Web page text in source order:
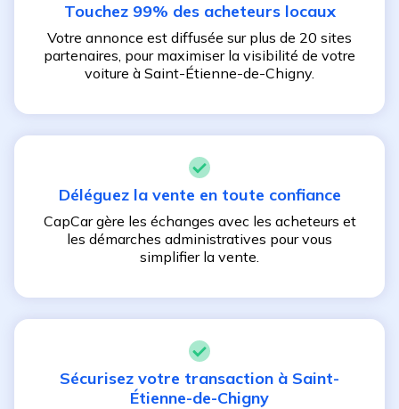
Touchez 99% des acheteurs locaux
Votre annonce est diffusée sur plus de 20 sites
partenaires, pour maximiser la visibilité de votre
voiture à Saint-Étienne-de-Chigny.
Déléguez la vente en toute confiance
CapCar gère les échanges avec les acheteurs et
les démarches administratives pour vous
simplifier la vente.
Sécurisez votre transaction à Saint-
Étienne-de-Chigny